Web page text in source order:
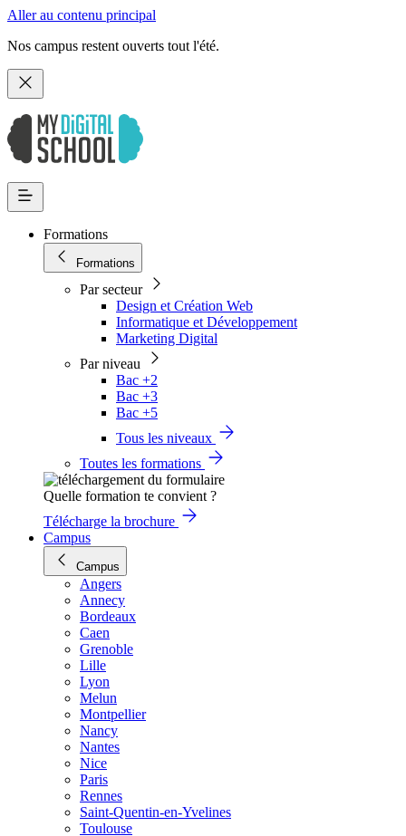
Aller au contenu principal
Nos campus restent ouverts tout l'été.
Formations
Formations
Par secteur
Design et Création Web
Informatique et Développement
Marketing Digital
Par niveau
Bac +2
Bac +3
Bac +5
Tous les niveaux
Toutes les formations
Quelle formation te convient ?
Télécharge la brochure
Campus
Campus
Angers
Annecy
Bordeaux
Caen
Grenoble
Lille
Lyon
Melun
Montpellier
Nancy
Nantes
Nice
Paris
Rennes
Saint-Quentin-en-Yvelines
Toulouse